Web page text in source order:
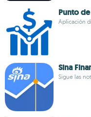
Punto
Aplicación
Sina
Sigue las